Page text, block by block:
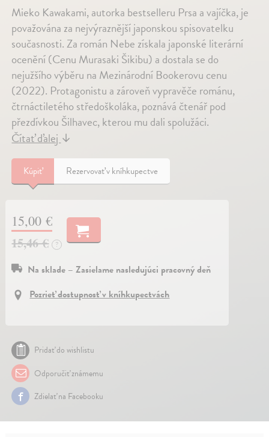
Mieko Kawakami, autorka bestselleru Prsa a vajíčka, je
považována za nejvýraznější japonskou spisovatelku
současnosti. Za román Nebe získala japonské literární
ocenění (Cenu Murasaki Šikibu) a dostala se do
nejužšího výběru na Mezinárodní Bookerovu cenu
(2022). Protagonistu a zároveň vypravěče románu,
čtrnáctiletého středoškoláka, poznává čtenář pod
přezdívkou Šilhavec, kterou mu dali spolužáci.
Čítať ďalej↓
Kúpiť Rezervovať v kníhkupectve
15,00 €
15,46 €
?
Na sklade – Zasielame nasledujúci pracovný deň
Pozrieť dostupnosť v kníhkupectvách
Pridať do wishlistu
Odporučiť známemu
Zdielať na Facebooku